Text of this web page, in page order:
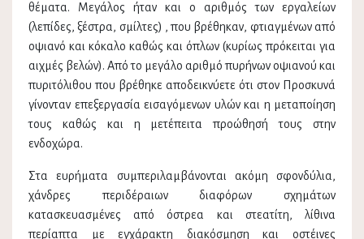
θέματα. Μεγάλος ήταν και ο αριθμός των εργαλείων
(λεπίδες, ξέστρα, σμίλτες) , που βρέθηκαν, φτιαγμένων από
οψιανό και κόκαλο καθώς και όπλων (κυρίως πρόκειται για
αιχμές βελών). Από το μεγάλο αριθμό πυρήνων οψιανού και
πυριτόλιθου που βρέθηκε αποδεικνύετε ότι στον Προσκυνά
γίνονταν επεξεργασία εισαγόμενων υλών και η μεταποίηση
τους καθώς και η μετέπειτα προώθησή τους στην
ενδοχώρα.
Στα ευρήματα συμπεριλαμβάνονται ακόμη σφονδύλια,
χάνδρες περιδέραιων διαφόρων σχημάτων
κατασκευασμένες από όστρεα και στεατίτη, λίθινα
περίαπτα με εγχάρακτη διακόσμηση και οστέινες